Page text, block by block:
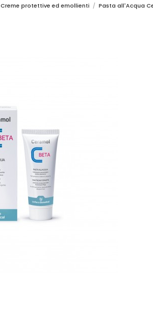
Creme protettive ed emollienti Pasta all'Acqua